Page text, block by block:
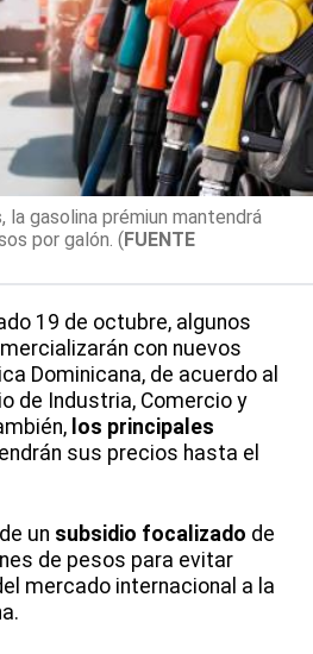
gasolina prémiun mantendrá
por galón. (FUENTE
19 de octubre, algunos
con nuevos
Dominicana, de acuerdo al
de Industria, Comercio y
los principales
sus precios hasta el
un subsidio focalizado de
de pesos para evitar
mercado internacional a la